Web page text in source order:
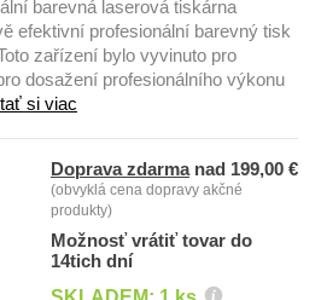
barevná laserová tiskárna
efektivní profesionální barevný tisk
zařízení bylo vyvinuto pro
dosažení profesionálního výkonu
si viac
Doprava zdarmanad 199,00 €
(obvyklá cena dopravy akčné
produkty)
Možnosť vrátiť tovar do
14tich dní